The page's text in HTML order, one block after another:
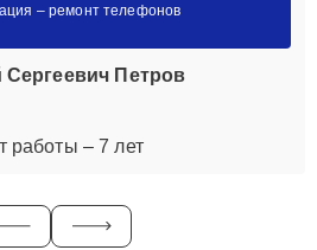
– ремонт телефонов
Петров
работы – 7 лет